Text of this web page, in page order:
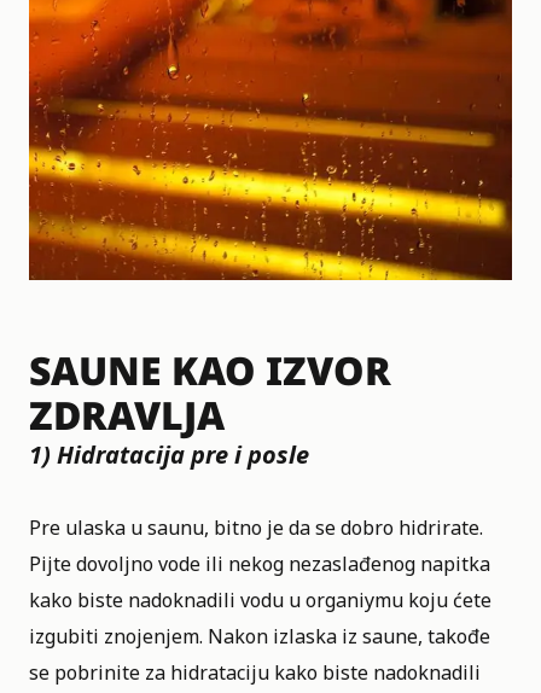
SAUNE KAO IZVOR
ZDRAVLJA
1) Hidratacija pre i posle
Pre ulaska u saunu, bitno je da se dobro hidrirate.
Pijte dovoljno vode ili nekog nezaslađenog napitka
kako biste nadoknadili vodu u organiymu koju ćete
izgubiti znojenjem. Nakon izlaska iz saune, takođe
se pobrinite za hidrataciju kako biste nadoknadili